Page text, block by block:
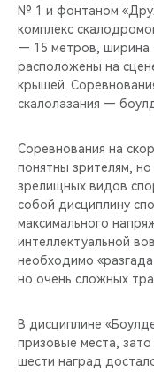
CHERY ДЛЯ ДЕТЕЙ
№ 1 и фонтаном
комплекс
— 15 метров, ширина
расположены на
крышей.
скалолазания —
Соревнования на
понятны зрителям,
зрелищных видов
собой дисциплину
максимального
интеллектуальной
необходимо
но очень сложных
В дисциплине
призовые места, зато
шести наград